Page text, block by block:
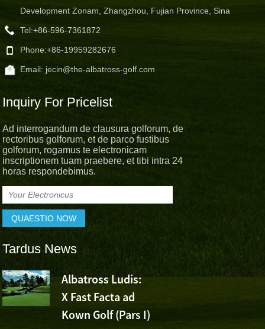
Development Zonam, Zhangzhou, Fujian Province, Sina
Tel:+86-596-7361872
Phone:+86-19959282676
Email: jecin@the-albatross-golf.com
Inquiry For Pricelist
Ad interrogandum de clausura golforum, de
rectoribus golforum, et de parco fustibus
golforum, rogamus te electronicam
inscriptionem tuam praebere, et tibi intra 24
horas respondebimus.
Tardus News
Albatross Ludis:
X Fast Facta ad
Kown Golf (Pars I)
Albatross